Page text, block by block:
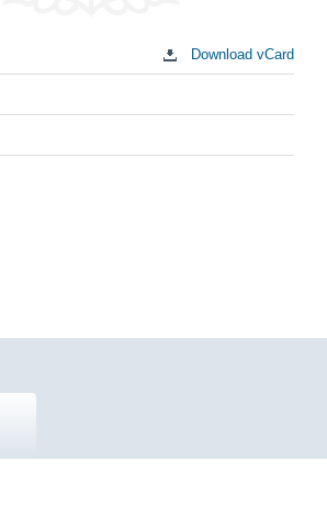
Download vCard